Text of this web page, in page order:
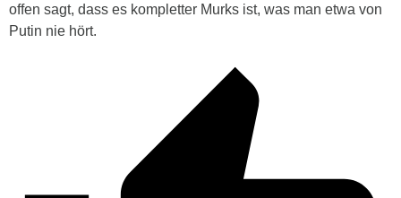
offen sagt, dass es kompletter Murks ist, was man etwa von
Putin nie hört.